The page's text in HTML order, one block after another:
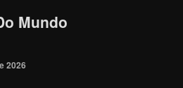
Mundo
2026